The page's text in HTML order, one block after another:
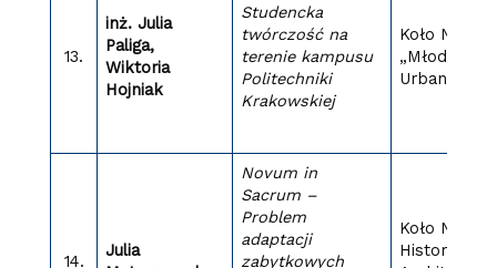
13.
inż. Julia
Paliga,
Wiktoria
Hojniak
Studencka
twórczość na
terenie kampusu
Politechniki
Krakowskiej
Koło
„Młoda
14.
Julia
Novum in
Sacrum –
Problem
adaptacji
zabytkowych
Koło
Historii